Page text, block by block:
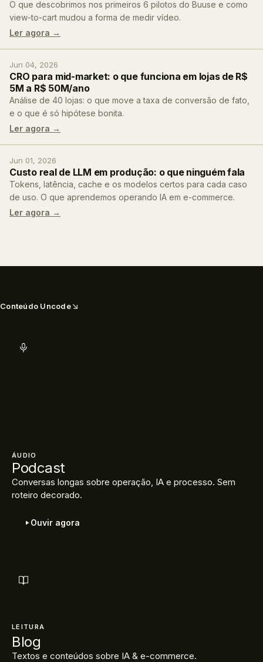
O que descobrimos nos primeiros 6 pilotos do Buuse e como
view-to-cart mudou a forma de medir vídeo.
Ler agora →
Jun 04, 2026
CRO para mid-market: o que funciona em lojas de R$
5M a R$ 50M/ano
Análise de 40 lojas: o que move a taxa de conversão de fato,
e o que é só hipótese bonita.
Ler agora →
Jun 01, 2026
Custo real de LLM em produção: o que ninguém fala
Tokens, latência, cache e os modelos certos para cada caso
de uso. O que aprendemos operando IA em e-commerce.
Ler agora →
Conteúdo Uncode↘
ÁUDIO
Podcast
Conversas longas sobre operação, IA e processo. Sem
roteiro decorado.
Ouvir agora
LEITURA
Blog
Textos e conteúdos sobre IA & e-commerce.